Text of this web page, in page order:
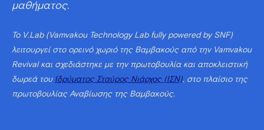
μαθήματος.
Το V.Lab (Vamvakou Technology Lab fully powered by SNF)
λειτουργεί στο ορεινό χωριό της Βαμβακούς από την Vamvakou
Revival και σχεδιάστηκε με την πρωτοβουλία και αποκλειστική
δωρεά του Ιδρύματος Σταύρος Νιάρχος (ΙΣΝ), στο πλαίσιο της
πρωτοβουλίας Αναβίωσης της Βαμβακούς.